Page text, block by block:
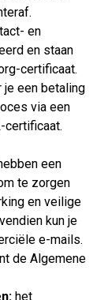
en
en staan
certificaat.
een betaling
via een
certificaat.
een
te zorgen
en veilige
kun je
e-mails.
de Algemene
het